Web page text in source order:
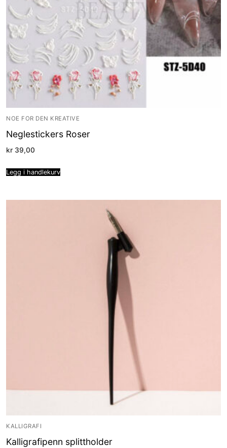
NOE FOR DEN KREATIVE
Neglestickers Roser
kr 39,00
Legg i handlekurv
KALLIGRAFI
Kalligrafipenn splittholder